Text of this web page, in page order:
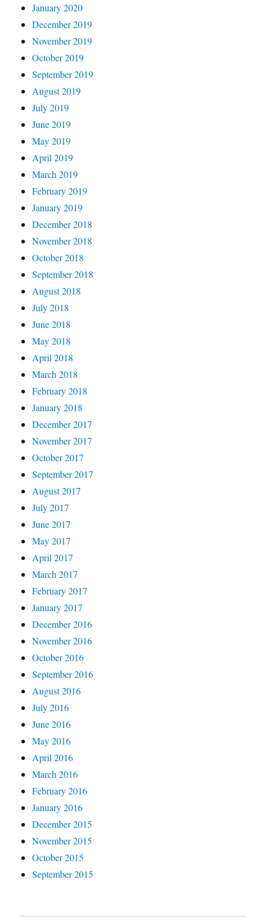
January 2020
December 2019
November 2019
October 2019
September 2019
August 2019
July 2019
June 2019
May 2019
April 2019
March 2019
February 2019
January 2019
December 2018
November 2018
October 2018
September 2018
August 2018
July 2018
June 2018
May 2018
April 2018
March 2018
February 2018
January 2018
December 2017
November 2017
October 2017
September 2017
August 2017
July 2017
June 2017
May 2017
April 2017
March 2017
February 2017
January 2017
December 2016
November 2016
October 2016
September 2016
August 2016
July 2016
June 2016
May 2016
April 2016
March 2016
February 2016
January 2016
December 2015
November 2015
October 2015
September 2015